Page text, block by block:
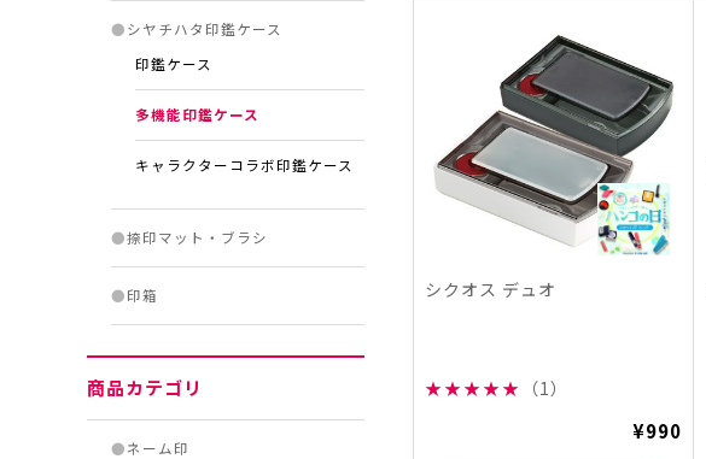
●シヤチハタ印鑑ケース
印鑑ケース
多機能印鑑ケース
キャラクターコラボ印鑑ケース
●捺印マット・ブラシ
●印箱
商品カテゴリ
●ネーム印
シクオス デュオ
★★★★★ （1）
¥990